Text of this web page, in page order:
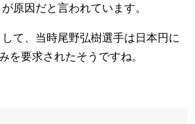
原因だと言われています。
て、当時尾野弘樹選手は日本円に
を要求されたそうですね。